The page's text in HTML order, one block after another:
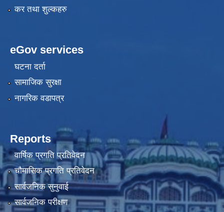
कर तथा शुल्कहरु
eGov services
घटना दर्ता
सामाजिक सुरक्षा
नागरिक वडापत्र
Reports
वार्षिक प्रगति प्रतिवेदन
चौमासिक प्रगति प्रतिवेदन
सार्वजनिक सुनुवाई
सार्वजनिक परीक्षण